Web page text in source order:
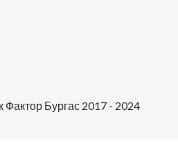
Бургас 2017 - 2024